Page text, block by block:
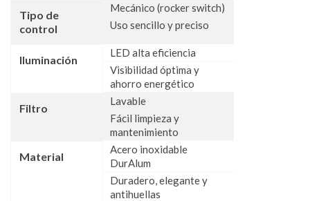
Tipo de
control
Mecánico (rocker switch)
Uso sencillo y preciso
Iluminación
LED alta eficiencia
Visibilidad óptima y
ahorro energético
Filtro
Lavable
Fácil limpieza y
mantenimiento
Material
Acero inoxidable
DurAlum
Duradero, elegante y
antihuellas